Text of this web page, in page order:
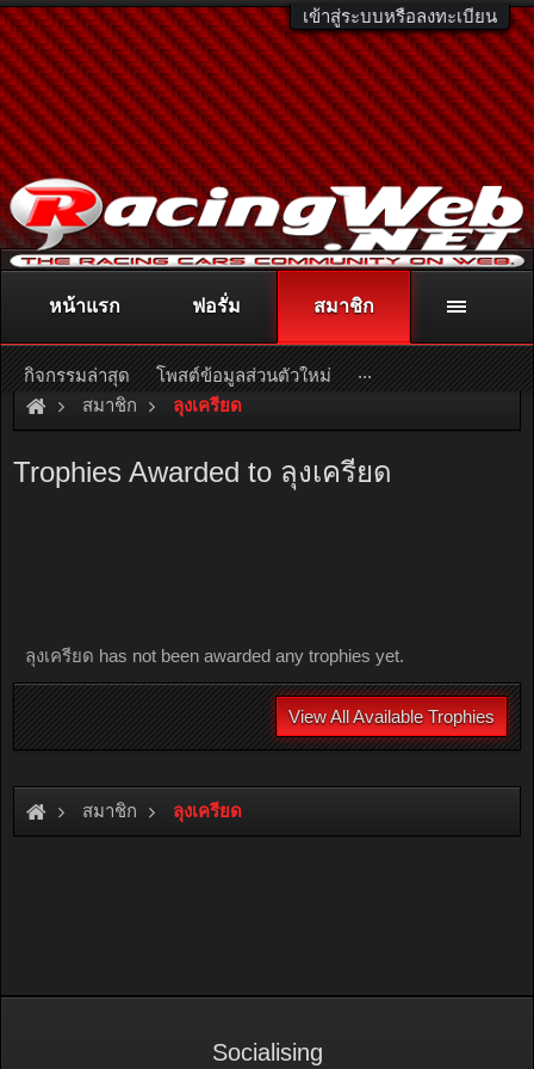
เข้าสู่ระบบหรือลงทะเบียน
ติดต่อลงโฆษณา racingweb@gmail.comหรือโทร. 081-811-1138
หรืออ่านรายละเอียดเพิ่มเติม คลิกที่นี่
สมาชิก ลุงเครียด
Trophies Awarded to ลุงเครียด
ลุงเครียด has not been awarded any trophies yet.
View All Available Trophies
สมาชิก ลุงเครียด
หน้าแรก ฟอรั่ม สมาชิก
กิจกรรมล่าสุด โพสต์ข้อมูลส่วนตัวใหม่ ...
Socialising